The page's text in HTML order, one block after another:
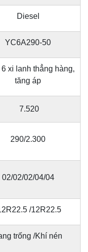
Diesel
YC6A290-50
6 xi lanh thẳng hàng,
tăng áp
7.520
290/2.300
02/02/02/04/04
/12R22.5
trống /Khí nén